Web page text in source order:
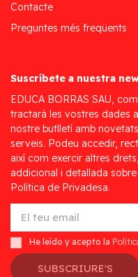
Contacte
Preguntes més freqüents
Suscríbete a nuestra
EDUCA BORRAS SAU,
tractarà les vostres dades
nostre butlletí amb
serveis. Podeu accedir,
així com exercir altres
addicional i detallada
Política de Privadesa.
He leído y acepto la
SUBSCRIURE'S